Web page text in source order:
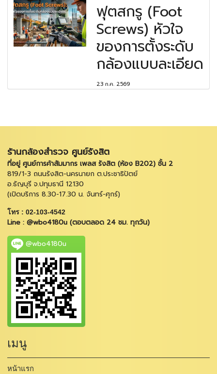
ฟุตสกรู (Foot
Screws) หัวใจ
ของการตั้งระดับ
กล้องแบบละเอียด
23 ก.ค. 2569
ร้านกล้องสำรวจ ศูนย์รังสิต
ที่อยู่ ศูนย์การค้าสัมมากร เพลส รังสิต (ห้อง B202) ชั้น 2
819/1-3 ถนนรังสิต-นครนายก ต.ประชาธิปัตย์
อ.ธัญบุรี จ.ปทุมธานี 12130
(เปิดบริการ 8.30-17.30 น. จันทร์-ศุกร์)
โทร : 02-103-4542
Line : @wbo4180u (ตอบตลอด 24 ชม. ทุกวัน)
@wbo4180u
เมนู
หน้าแรก